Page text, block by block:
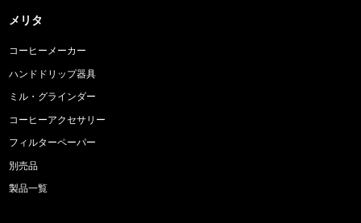
メリタ
コーヒーメーカー
ハンドドリップ器具
ミル・グラインダー
コーヒーアクセサリー
フィルターペーパー
別売品
製品一覧